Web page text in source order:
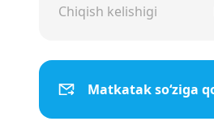
Chiqish kelishigi
Matkatak so‘ziga